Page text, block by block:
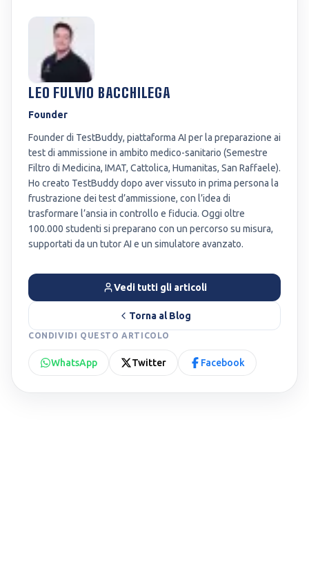
LEO FULVIO BACCHILEGA
Founder
Founder di TestBuddy, piattaforma AI per la preparazione ai
test di ammissione in ambito medico-sanitario (Semestre
Filtro di Medicina, IMAT, Cattolica, Humanitas, San Raffaele).
Ho creato TestBuddy dopo aver vissuto in prima persona la
frustrazione dei test d’ammissione, con l’idea di
trasformare l’ansia in controllo e fiducia. Oggi oltre
100.000 studenti si preparano con un percorso su misura,
supportati da un tutor AI e un simulatore avanzato.
Vedi tutti gli articoli
Torna al Blog
CONDIVIDI QUESTO ARTICOLO
WhatsApp Twitter Facebook